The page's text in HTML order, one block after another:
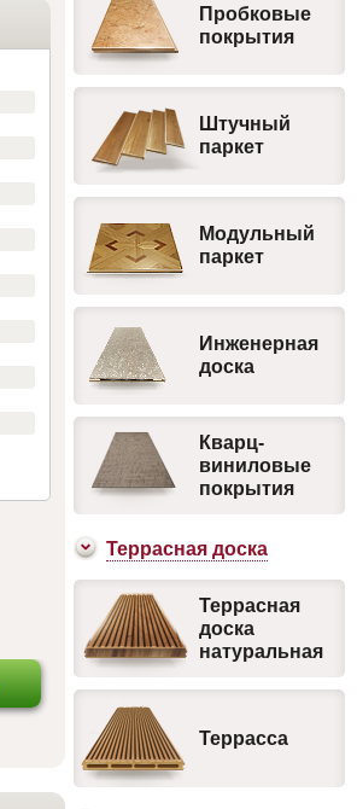
Пробковые
покрытия
Штучный
паркет
Модульный
паркет
Инженерная
доска
Кварц-
виниловые
покрытия
Террасная доска
Террасная
доска
натуральная
Террасса